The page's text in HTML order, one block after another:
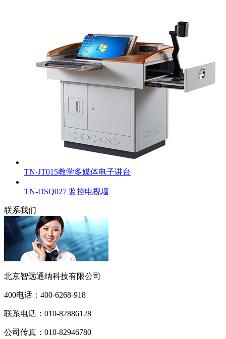
TN-JT015教学多媒体电子讲台
TN-DSQ027 监控电视墙
联系我们
北京智远通纳科技有限公司
400电话： 400-6268-918
联系电话： 010-82886128
公司传真： 010-82946780